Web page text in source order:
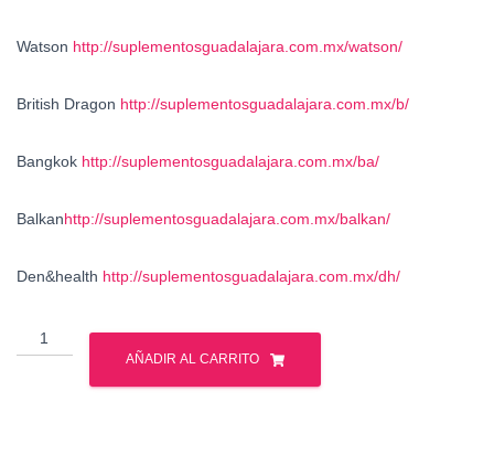
Watson http://suplementosguadalajara.com.mx/watson/
British Dragon http://suplementosguadalajara.com.mx/b/
Bangkok http://suplementosguadalajara.com.mx/ba/
Balkanhttp://suplementosguadalajara.com.mx/balkan/
Den&health http://suplementosguadalajara.com.mx/dh/
Venta
-
Esteroides
AÑADIR AL CARRITO